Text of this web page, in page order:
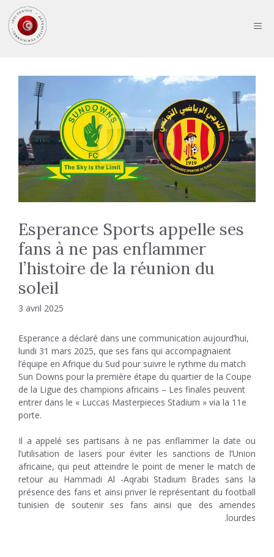
au
contenu
Esperance Sports appelle ses
fans à ne pas enflammer
l’histoire de la réunion du
soleil
3 avril 2025
Esperance a déclaré dans une communication aujourd’hui,
lundi 31 mars 2025, que ses fans qui accompagnaient
l’équipe en Afrique du Sud pour suivre le rythme du match
Sun Downs pour la première étape du quartier de la Coupe
de la Ligue des champions africains – Les finales peuvent
entrer dans le « Luccas Masterpieces Stadium » via la 11e
porte.
Il a appelé ses partisans à ne pas enflammer la date ou
l’utilisation de lasers pour éviter les sanctions de l’Union
africaine, qui peut atteindre le point de mener le match de
retour au Hammadi Al -Aqrabi Stadium Brades sans la
présence des fans et ainsi priver le représentant du football
tunisien de soutenir ses fans ainsi que des amendes
lourdes.